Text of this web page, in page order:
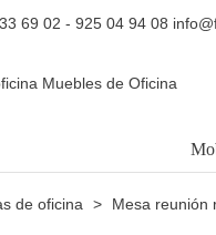
69 02 - 925 04 94 08
de oficina > Mesa reunión